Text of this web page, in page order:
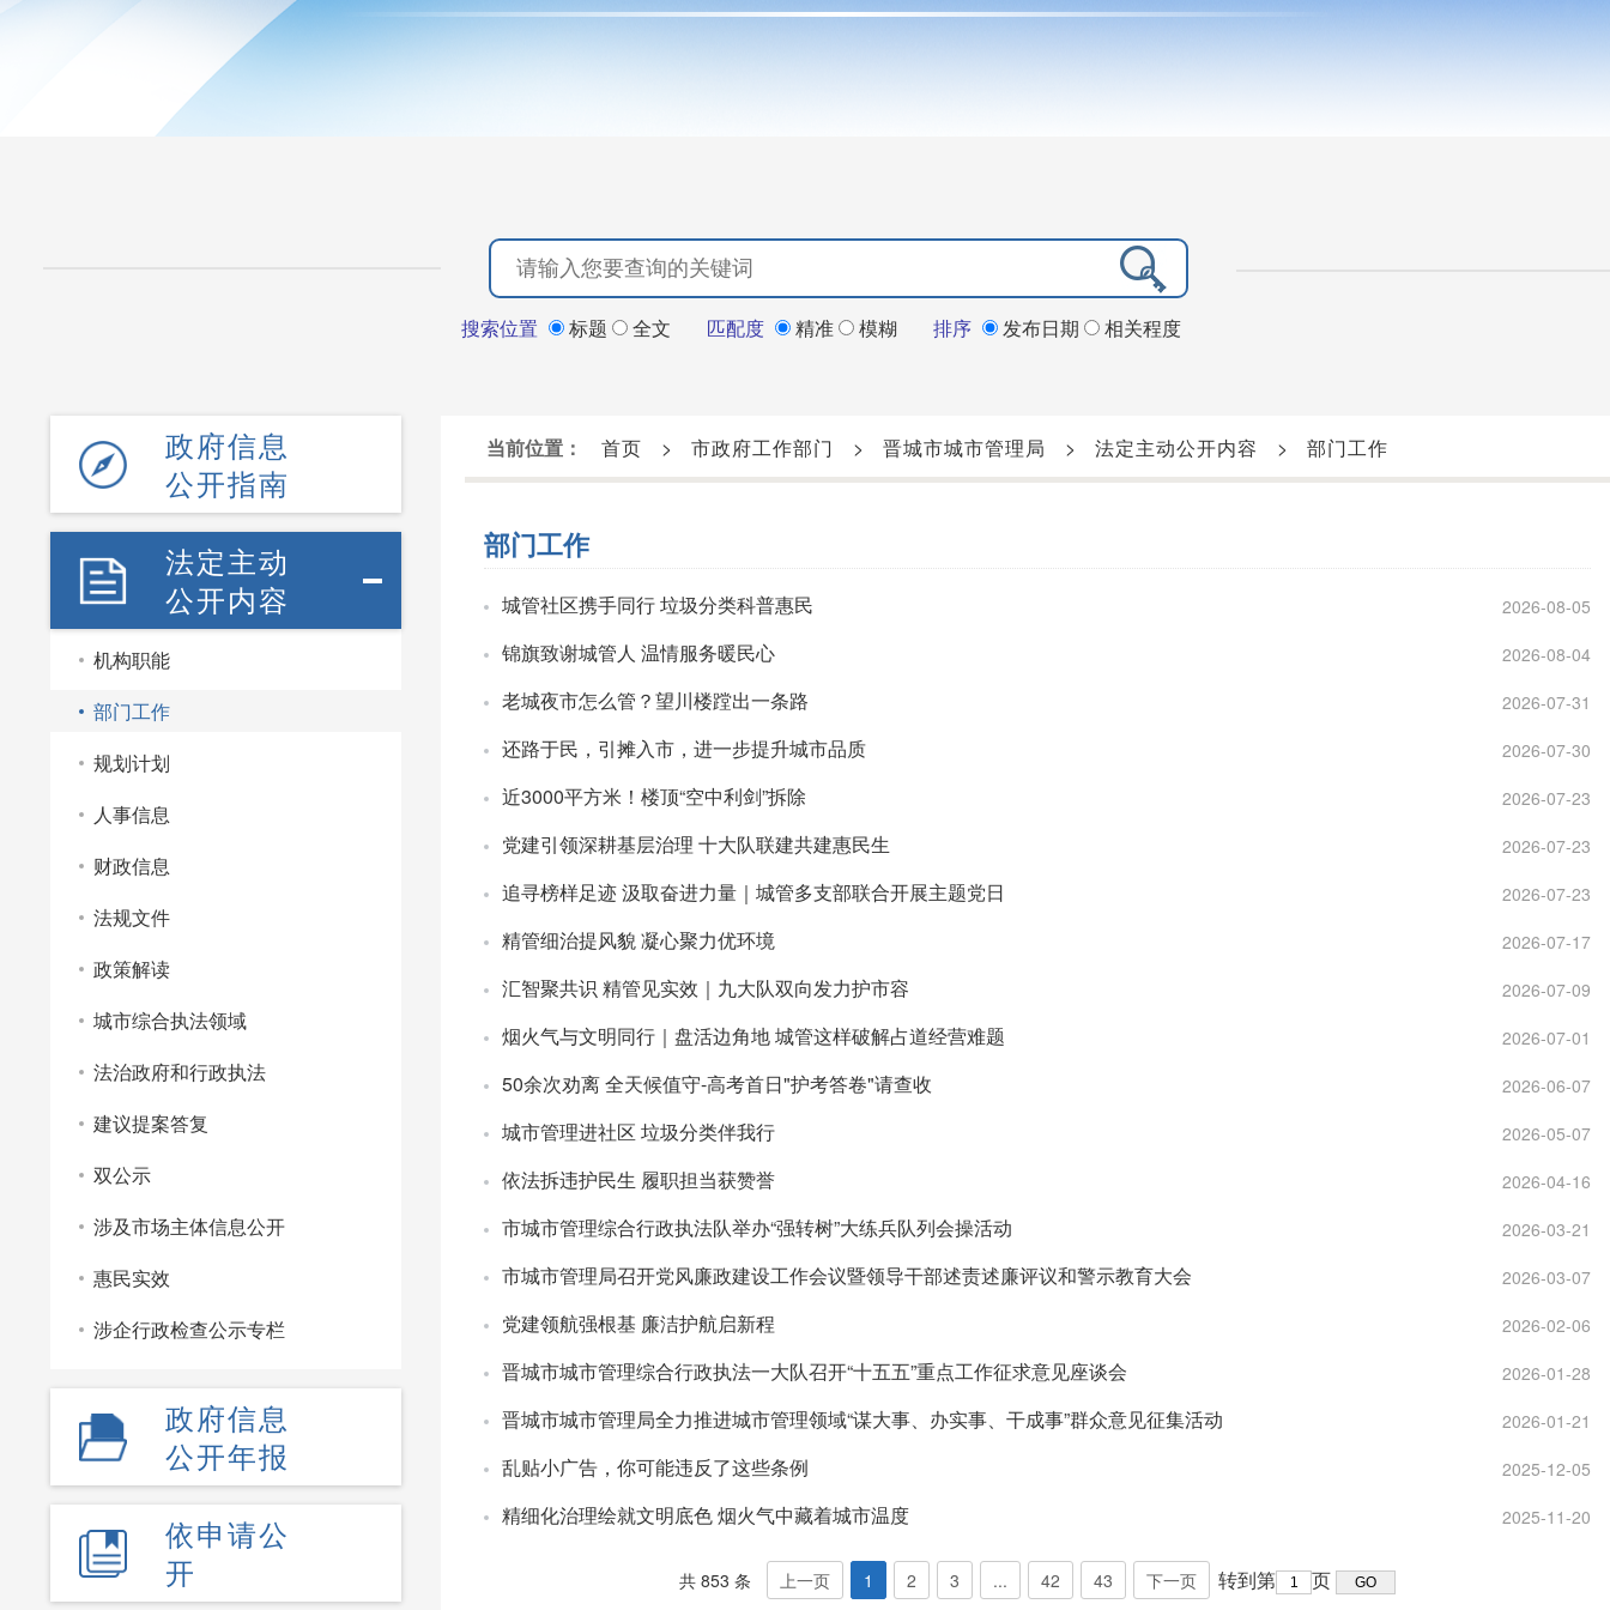
搜索位置 标题 全文 匹配度 精准 模糊 排序 发布日期 相关程度
政府信息
公开指南
法定主动
公开内容
机构职能
部门工作
规划计划
人事信息
财政信息
法规文件
政策解读
城市综合执法领域
法治政府和行政执法
建议提案答复
双公示
涉及市场主体信息公开
惠民实效
涉企行政检查公示专栏
政府信息
公开年报
依申请公
开
当前位置： 首页 > 市政府工作部门 > 晋城市城市管理局 > 法定主动公开内容 > 部门工作
部门工作
城管社区携手同行 垃圾分类科普惠民 2026-08-05
锦旗致谢城管人 温情服务暖民心 2026-08-04
老城夜市怎么管？望川楼蹚出一条路 2026-07-31
还路于民，引摊入市，进一步提升城市品质 2026-07-30
近3000平方米！楼顶“空中利剑”拆除 2026-07-23
党建引领深耕基层治理 十大队联建共建惠民生 2026-07-23
追寻榜样足迹 汲取奋进力量｜城管多支部联合开展主题党日 2026-07-23
精管细治提风貌 凝心聚力优环境 2026-07-17
汇智聚共识 精管见实效｜九大队双向发力护市容 2026-07-09
烟火气与文明同行｜盘活边角地 城管这样破解占道经营难题 2026-07-01
50余次劝离 全天候值守-高考首日"护考答卷"请查收 2026-06-07
城市管理进社区 垃圾分类伴我行 2026-05-07
依法拆违护民生 履职担当获赞誉 2026-04-16
市城市管理综合行政执法队举办“强转树”大练兵队列会操活动 2026-03-21
市城市管理局召开党风廉政建设工作会议暨领导干部述责述廉评议和警示教育大会 2026-03-07
党建领航强根基 廉洁护航启新程 2026-02-06
晋城市城市管理综合行政执法一大队召开“十五五”重点工作征求意见座谈会 2026-01-28
晋城市城市管理局全力推进城市管理领域“谋大事、办实事、干成事”群众意见征集活动 2026-01-21
乱贴小广告，你可能违反了这些条例 2025-12-05
精细化治理绘就文明底色 烟火气中藏着城市温度 2025-11-20
共 853 条 上一页 1 2 3 ... 42 43 下一页 转到第 页